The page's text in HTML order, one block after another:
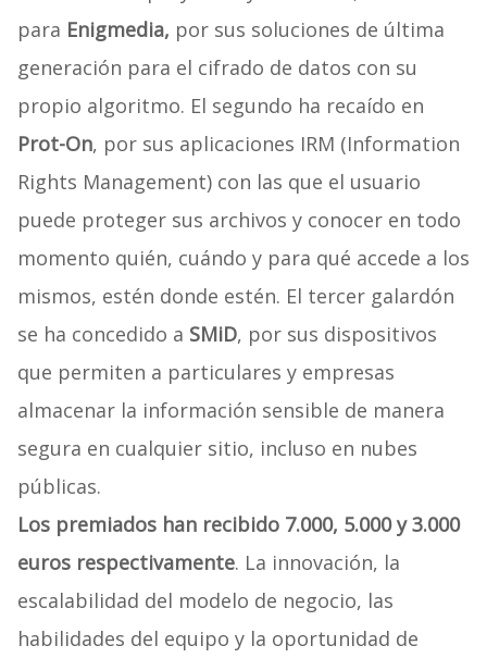
para Enigmedia, por sus soluciones de última
generación para el cifrado de datos con su
propio algoritmo. El segundo ha recaído en
Prot-On, por sus aplicaciones IRM (Information
Rights Management) con las que el usuario
puede proteger sus archivos y conocer en todo
momento quién, cuándo y para qué accede a los
mismos, estén donde estén. El tercer galardón
se ha concedido a SMiD, por sus dispositivos
que permiten a particulares y empresas
almacenar la información sensible de manera
segura en cualquier sitio, incluso en nubes
públicas.
Los premiados han recibido 7.000, 5.000 y 3.000
euros respectivamente. La innovación, la
escalabilidad del modelo de negocio, las
habilidades del equipo y la oportunidad de